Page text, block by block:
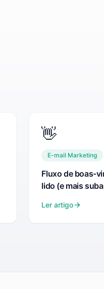
👋
E-mail Marketing
Fluxo de boas-
lido (e mais
Ler artigo